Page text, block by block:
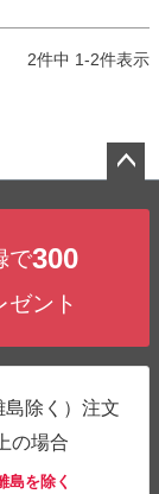
2件中 1-2件表示
で300
ゼント
除く）注文
の場合
島を除く